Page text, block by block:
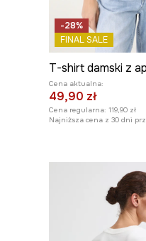
-28%
FINAL SALE
Cena aktualna:
49,90 zł
Cena regularna: 119,90 zł
Najniższa cena z 30 dni